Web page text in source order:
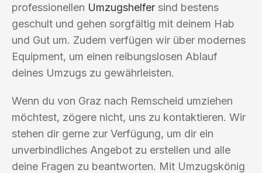
professionellen Umzugshelfer sind bestens
geschult und gehen sorgfältig mit deinem Hab
und Gut um. Zudem verfügen wir über modernes
Equipment, um einen reibungslosen Ablauf
deines Umzugs zu gewährleisten.
Wenn du von Graz nach Remscheid umziehen
möchtest, zögere nicht, uns zu kontaktieren. Wir
stehen dir gerne zur Verfügung, um dir ein
unverbindliches Angebot zu erstellen und alle
deine Fragen zu beantworten. Mit Umzugskönig